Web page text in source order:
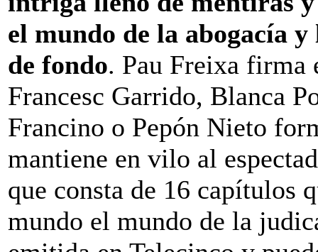
el mundo de la abogacía
de fondo. Pau Freixa firma
Francesc Garrido, Blanca
Francino o Pepón Nieto
mantiene en vilo al
que consta de 16 capítulos
mundo el mundo de la